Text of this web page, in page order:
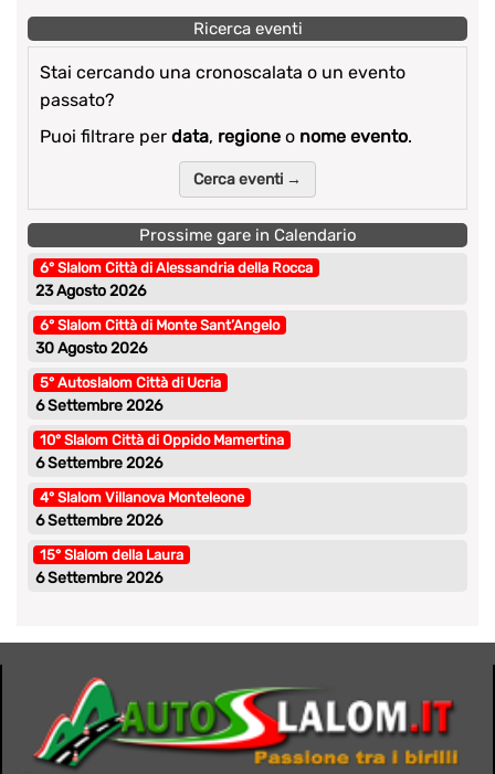
Ricerca eventi
Stai cercando una cronoscalata o un evento
passato?
Puoi filtrare per data, regione o nome evento.
Cerca eventi →
Prossime gare in Calendario
6° Slalom Città di Alessandria della Rocca
23 Agosto 2026
6° Slalom Città di Monte Sant’Angelo
30 Agosto 2026
5° Autoslalom Città di Ucria
6 Settembre 2026
10° Slalom Città di Oppido Mamertina
6 Settembre 2026
4° Slalom Villanova Monteleone
6 Settembre 2026
15° Slalom della Laura
6 Settembre 2026